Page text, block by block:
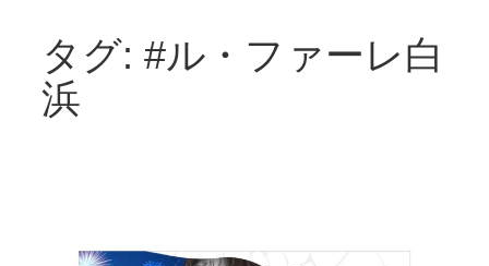
タグ: #ル・ファーレ白
浜